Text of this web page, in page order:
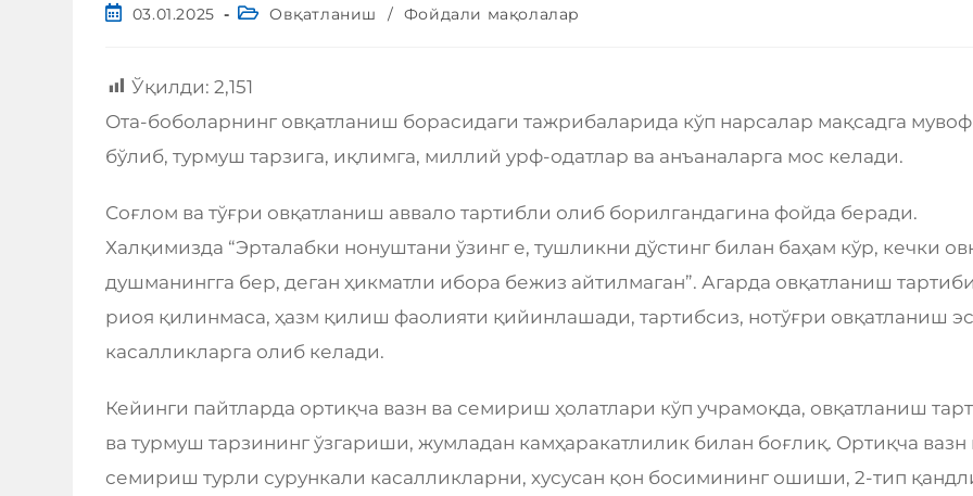
03.01.2025 Овқатланиш / Фойдали мақолалар
Ўқилди: 2,151
Ота-боболарнинг овқатланиш борасидаги тажрибаларида кўп нарсалар мақсадга
бўлиб, турмуш тарзига, иқлимга, миллий урф-одатлар ва анъаналарга мос келади.
Соғлом ва тўғри овқатланиш аввало тартибли олиб борилгандагина фойда беради.
Халқимизда “Эрталабки нонуштани ўзинг е, тушликни дўстинг билан баҳам кўр, кечки
душманингга бер, деган ҳикматли ибора бежиз айтилмаган”. Агарда овқатланиш
риоя қилинмаса, ҳазм қилиш фаолияти қийинлашади, тартибсиз, нотўғри овқатланиш
касалликларга олиб келади.
Кейинги пайтларда ортиқча вазн ва семириш ҳолатлари кўп учрамоқда, овқатланиш
ва турмуш тарзининг ўзгариши, жумладан камҳаракатлилик билан боғлиқ. Ортиқча вазн
семириш турли сурункали касалликларни, хусусан қон босимининг ошиши, 2-тип